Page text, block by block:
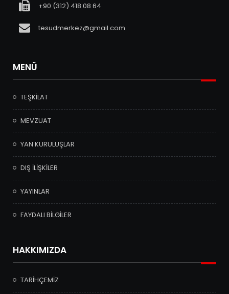
+90 (312) 418 08 64
tesudmerkez@gmail.com
MENÜ
TEŞKİLAT
MEVZUAT
YAN KURULUŞLAR
DIŞ İLİŞKİLER
YAYINLAR
FAYDALI BİLGİLER
HAKKIMIZDA
TARİHÇEMİZ